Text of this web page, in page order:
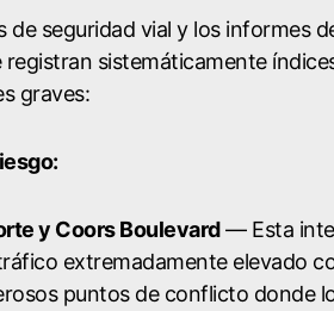
de seguridad vial y los informes
registran sistemáticamente
graves:
y Coors Boulevard— Esta
extremadamente elevado
puntos de conflicto donde